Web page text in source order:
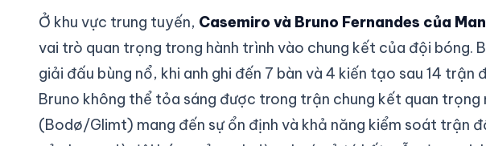
Ở khu vực trung tuyến, Casemiro và Bruno Fernandes của
vai trò quan trọng trong hành trình vào chung kết của đội bóng.
giải đấu bùng nổ, khi anh ghi đến 7 bàn và 4 kiến tạo sau 14 trận
Bruno không thể tỏa sáng được trong trận chung kết quan trọng
(Bodø/Glimt) mang đến sự ổn định và khả năng kiểm soát trận